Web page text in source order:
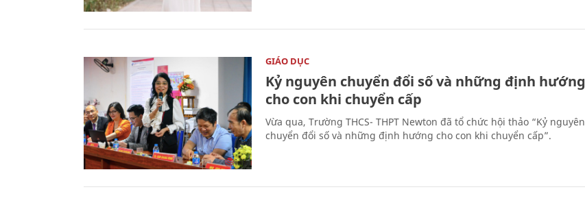
GIÁO DỤC
Kỷ nguyên chuyển đổi số và những định hướng
cho con khi chuyển cấp
Vừa qua, Trường THCS- THPT Newton đã tổ chức hội thảo “Kỷ nguyên
chuyển đổi số và những định hướng cho con khi chuyển cấp”.